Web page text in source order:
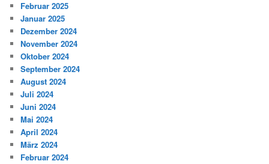
Februar 2025
Januar 2025
Dezember 2024
November 2024
Oktober 2024
September 2024
August 2024
Juli 2024
Juni 2024
Mai 2024
April 2024
März 2024
Februar 2024